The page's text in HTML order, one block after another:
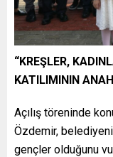
“KREŞLER,
KATILIMININ
Açılış töreninde
Özdemir,
gençler olduğunu